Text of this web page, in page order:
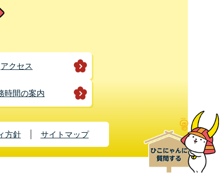
アクセス
時間の案内
方針 サイトマップ